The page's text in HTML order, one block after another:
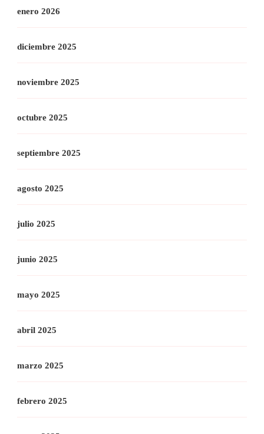
enero 2026
diciembre 2025
noviembre 2025
octubre 2025
septiembre 2025
agosto 2025
julio 2025
junio 2025
mayo 2025
abril 2025
marzo 2025
febrero 2025